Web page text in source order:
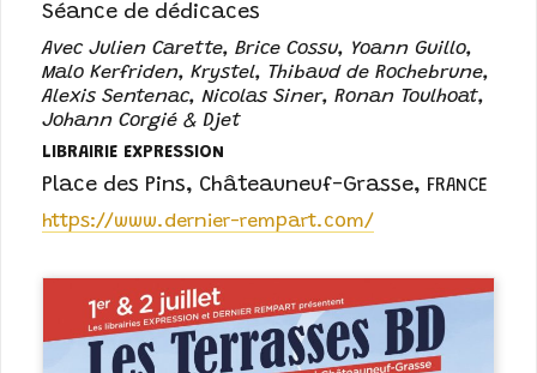
Séance de dédicaces
Avec Julien Carette, Brice Cossu, Yoann Guillo,
Malo Kerfriden, Krystel, Thibaud de Rochebrune,
Alexis Sentenac, Nicolas Siner, Ronan Toulhoat,
Johann Corgié & Djet
LIBRAIRIE EXPRESSION
Place des Pins, Châteauneuf-Grasse, FRANCE
https://www.dernier-rempart.com/